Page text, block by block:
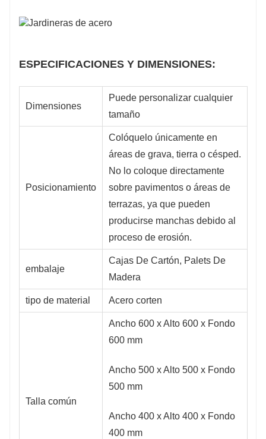
ESPECIFICACIONES Y DIMENSIONES:
Dimensiones
Puede personalizar cualquier
tamaño
Posicionamiento
Colóquelo únicamente en
áreas de grava, tierra o césped.
No lo coloque directamente
sobre pavimentos o áreas de
terrazas, ya que pueden
producirse manchas debido al
proceso de erosión.
embalaje
Cajas De Cartón, Palets De
Madera
tipo de material Acero corten
Talla común
Ancho 600 x Alto 600 x Fondo
600 mm
Ancho 500 x Alto 500 x Fondo
500 mm
Ancho 400 x Alto 400 x Fondo
400 mm